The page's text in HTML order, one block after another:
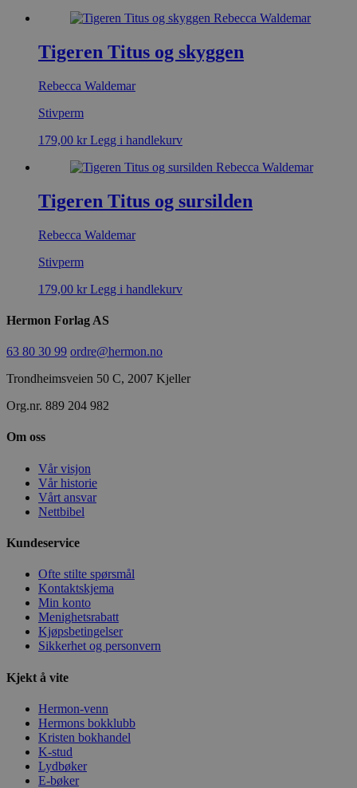
Tigeren Titus og skyggen
Rebecca Waldemar
Stivperm
179,00 kr Legg i handlekurv
Tigeren Titus og sursilden
Rebecca Waldemar
Stivperm
179,00 kr Legg i handlekurv
Hermon Forlag AS
63 80 30 99 ordre@hermon.no
Trondheimsveien 50 C, 2007 Kjeller
Org.nr. 889 204 982
Om oss
Vår visjon
Vår historie
Vårt ansvar
Nettbibel
Kundeservice
Ofte stilte spørsmål
Kontaktskjema
Min konto
Menighetsrabatt
Kjøpsbetingelser
Sikkerhet og personvern
Kjekt å vite
Hermon-venn
Hermons bokklubb
Kristen bokhandel
K-stud
Lydbøker
E-bøker